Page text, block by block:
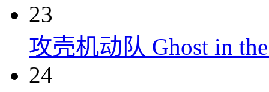
23
攻壳机动队 Ghost in
24